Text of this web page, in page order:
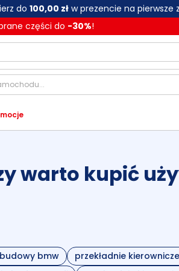
do 100,00 złw prezencie na pierwsze
części do -30%!
warto kupić
bmw
przekładnie